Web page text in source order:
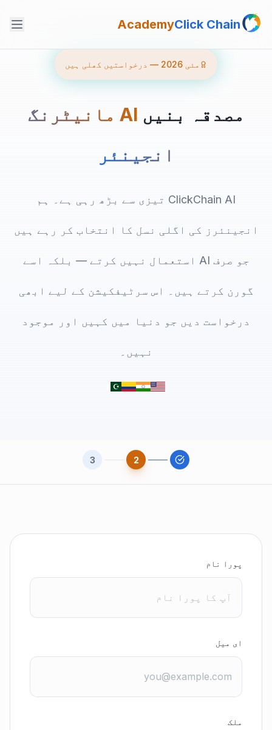
Click Chain
Academy
مئی 2026 — درخواستیں کھلی ہیں
مصدقہ بنیں
AI مانیٹرنگ
انجینئر
ClickChain AI تیزی سے بڑھ رہی ہے۔ ہم
انجینئرز کی اگلی نسل کا انتخاب کر رہے ہیں
جو صرف AI استعمال نہیں کرتے — بلکہ اسے
گورن کرتے ہیں۔ اس سرٹیفکیشن کے لیے ابھی
درخواست دیں جو دنیا میں کہیں اور موجود
نہیں۔
2
3
پورا نام
ای میل
ملک